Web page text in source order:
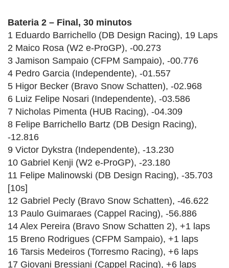
Bateria 2 – Final, 30 minutos
1 Eduardo Barrichello (DB Design Racing), 19 Laps
2 Maico Rosa (W2 e-ProGP), -00.273
3 Jamison Sampaio (CFPM Sampaio), -00.776
4 Pedro Garcia (Independente), -01.557
5 Higor Becker (Bravo Snow Schatten), -02.968
6 Luiz Felipe Nosari (Independente), -03.586
7 Nicholas Pimenta (HUB Racing), -04.309
8 Felipe Barrichello Bartz (DB Design Racing),
-12.816
9 Victor Dykstra (Independente), -13.230
10 Gabriel Kenji (W2 e-ProGP), -23.180
11 Felipe Malinowski (DB Design Racing), -35.703
[10s]
12 Gabriel Pecly (Bravo Snow Schatten), -46.622
13 Paulo Guimaraes (Cappel Racing), -56.886
14 Alex Pereira (Bravo Snow Schatten 2), +1 laps
15 Breno Rodrigues (CFPM Sampaio), +1 laps
16 Tarsis Medeiros (Torresmo Racing), +6 laps
17 Giovani Bressiani (Cappel Racing), +6 laps